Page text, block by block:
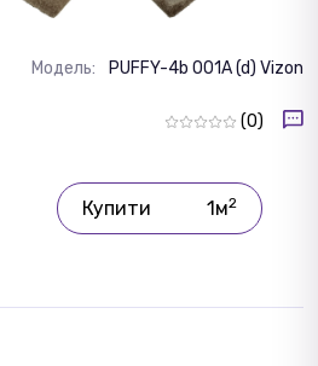
Модель: PUFFY-4b 001A (d) Vizon
(0)
Купити 1м2